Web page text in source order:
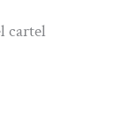
cartel